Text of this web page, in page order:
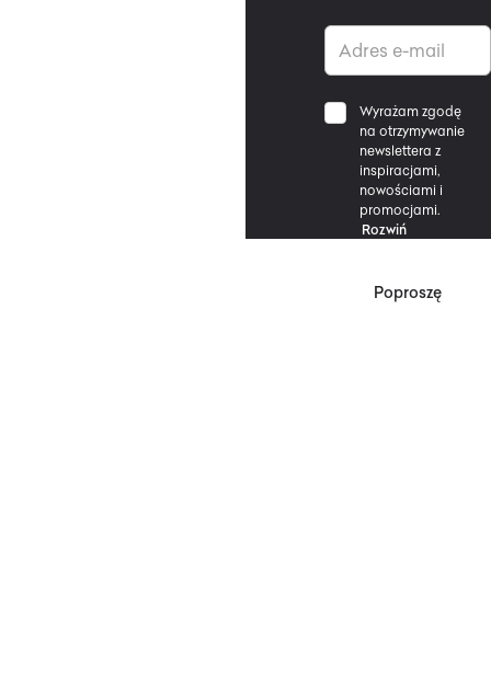
Wyrażam zgodę
na otrzymywanie
newslettera z
inspiracjami,
nowościami i
promocjami.
Rozwiń
Poproszę